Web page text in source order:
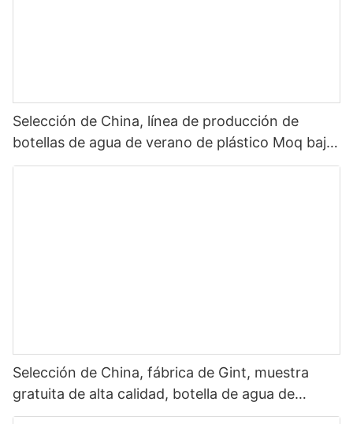
Selección de China, línea de producción de
botellas de agua de verano de plástico Moq bajo,
botella de agua con tapa de paja, botella de agua
Selección de China, fábrica de Gint, muestra
gratuita de alta calidad, botella de agua de
plástico Tritan ecológica sin Bpa para bebida1